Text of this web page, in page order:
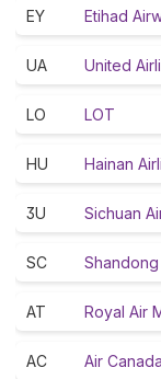
EY Etihad
UA United
LO LOT
HU Hainan
3U Sichuan
SC Shandong
AT Royal Air
AC Air Canada